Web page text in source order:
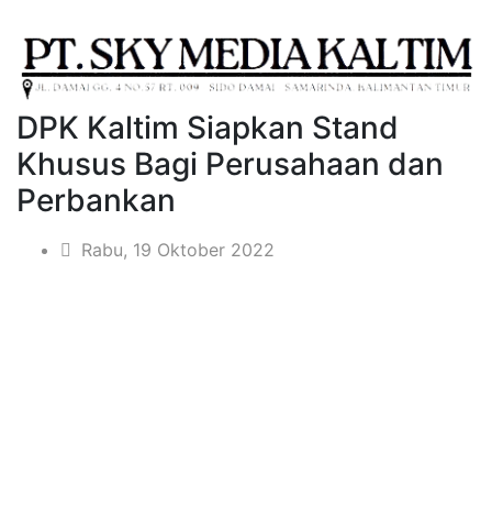
DPK Kaltim Siapkan Stand
Khusus Bagi Perusahaan dan
Perbankan
Rabu, 19 Oktober 2022